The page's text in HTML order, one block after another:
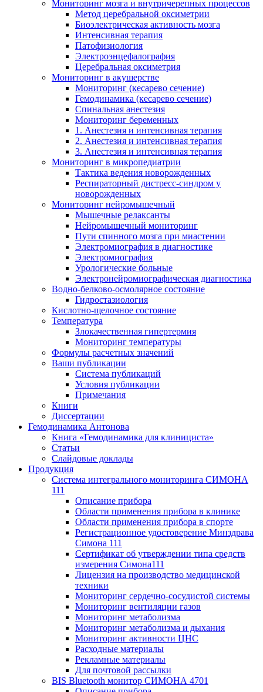
Мониторинг мозга и внутричерепных процессов
Метод церебральной оксиметрии
Биоэлектрическая активность мозга
Интенсивная терапия
Патофизиология
Электроэнцефалография
Церебральная оксиметрия
Мониторинг в акушерстве
Мониторинг (кесарево сечение)
Гемодинамика (кесарево сечение)
Спинальная анестезия
Мониторинг беременных
1. Анестезия и интенсивная терапия
2. Анестезия и интенсивная терапия
3. Анестезия и интенсивная терапия
Мониторинг в микропедиатрии
Тактика ведения новорожденных
Респираторный дистресс-синдром у
новорожденных
Мониторинг нейромышечный
Мышечные релаксанты
Нейромышечный мониторинг
Пути спинного мозга при миастении
Электромиография в диагностике
Электромиография
Урологические больные
Электронейромиографическая диагностика
Водно-белково-осмолярное состояние
Гидростазиология
Кислотно-щелочное состояние
Температура
Злокачественная гипертермия
Мониторинг температуры
Формулы расчетных значений
Ваши публикации
Система публикаций
Условия публикации
Примечания
Книги
Диссертации
Гемодинамика Антонова
Книга «Гемодинамика для клинициста»
Статьи
Слайдовые доклады
Продукция
Система интегрального мониторинга СИМОНА
111
Описание прибора
Области применения прибора в клинике
Области применения прибора в спорте
Регистрационное удостоверение Минздрава
Симона 111
Сертификат об утверждении типа средств
измерения Симона111
Лицензия на производство медицинской
техники
Мониторинг сердечно-сосудистой системы
Мониторинг вентиляции газов
Мониторинг метаболизма
Мониторинг метаболизма и дыхания
Мониторинг активности ЦНС
Расходные материалы
Рекламные материалы
Для почтовой рассылки
BIS Bluetooth монитор СИМОНА 4701